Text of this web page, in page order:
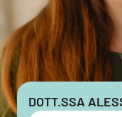
DOTT.SSA